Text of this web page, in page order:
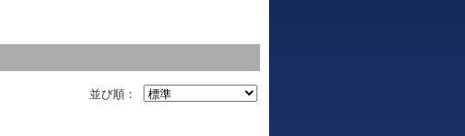
並び順：